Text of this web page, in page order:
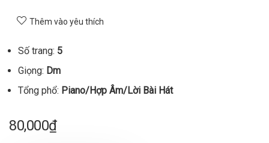
Thêm vào yêu thích
Số trang: 5
Giọng: Dm
Tổng phổ: Piano/Hợp Âm/Lời Bài Hát
80,000₫